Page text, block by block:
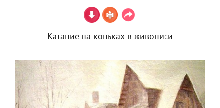
Катание на коньках в живописи